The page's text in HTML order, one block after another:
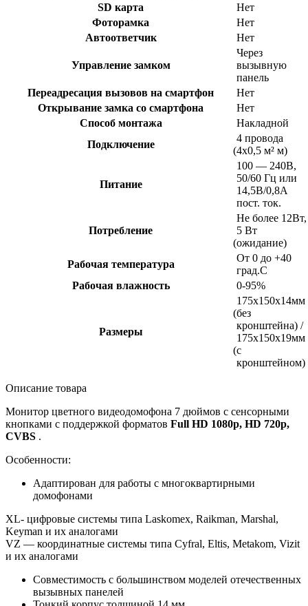
SD карта
Нет
Фоторамка
Нет
Автоответчик
Нет
Управление замком
Через
вызывную
панель
Переадресация вызовов на смартфон
Нет
Открывание замка со смартфона
Нет
Способ монтажа
Накладной
Подключение
4 провода
(4х0,5 м² м)
Питание
100 — 240В,
50/60 Гц или
14,5В/0,8А
пост. ток.
Потребление
Не более 12Вт,
5 Вт
(ожидание)
Рабочая температура
От 0 до +40
град.С
Рабочая влажность
0-95%
Размеры
175х150х14мм
(без
кронштейна) /
175х150х19мм
(с
кронштейном)
Описание товара
Монитор цветного видеодомофона 7 дюймов с сенсорными
кнопками с поддержкой форматов Full HD 1080p, HD 720p,
CVBS .
Особенности:
Адаптирован для работы с многоквартирными
домофонами
XL- цифровые системы типа Laskomex, Raikman, Marshal,
Keyman и их аналогами
VZ — координатные системы типа Cyfral, Eltis, Metakom, Vizit
и их аналогами
Совместимость с большинством моделей отечественных
вызывных панелей